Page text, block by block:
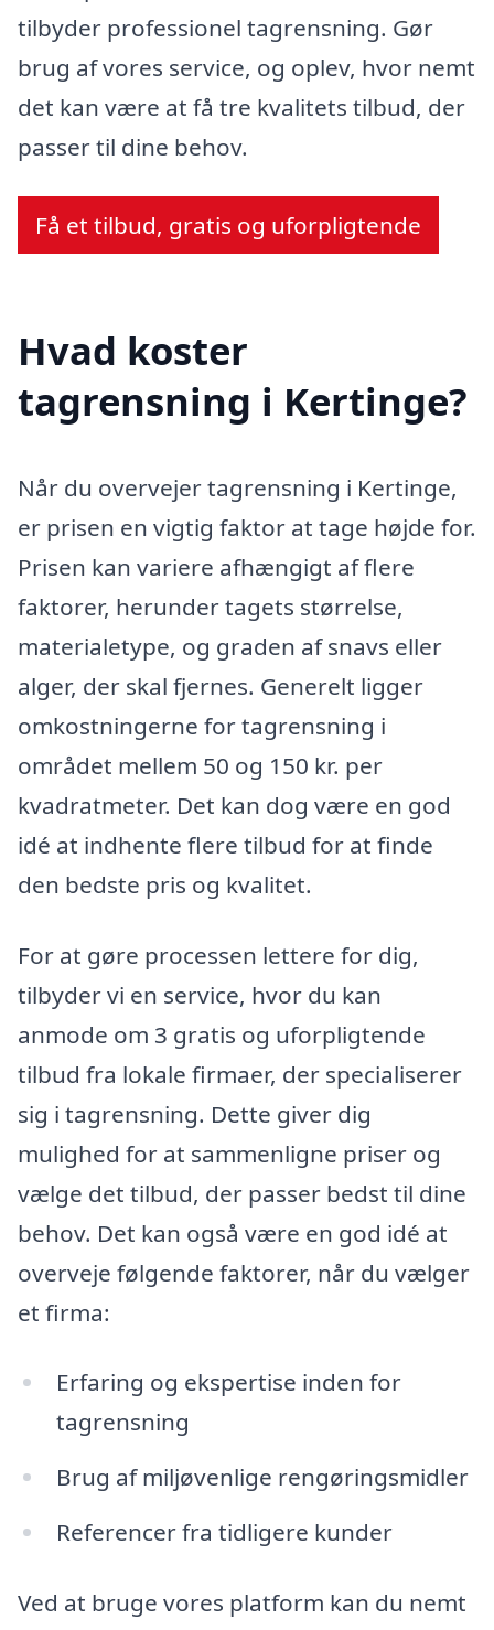
tilbyder professionel tagrensning. Gør
brug af vores service, og oplev, hvor nemt
det kan være at få tre kvalitets tilbud, der
passer til dine behov.
Få et tilbud, gratis og uforpligtende
Hvad koster
tagrensning i Kertinge?
Når du overvejer tagrensning i Kertinge,
er prisen en vigtig faktor at tage højde for.
Prisen kan variere afhængigt af flere
faktorer, herunder tagets størrelse,
materialetype, og graden af snavs eller
alger, der skal fjernes. Generelt ligger
omkostningerne for tagrensning i
området mellem 50 og 150 kr. per
kvadratmeter. Det kan dog være en god
idé at indhente flere tilbud for at finde
den bedste pris og kvalitet.
For at gøre processen lettere for dig,
tilbyder vi en service, hvor du kan
anmode om 3 gratis og uforpligtende
tilbud fra lokale firmaer, der specialiserer
sig i tagrensning. Dette giver dig
mulighed for at sammenligne priser og
vælge det tilbud, der passer bedst til dine
behov. Det kan også være en god idé at
overveje følgende faktorer, når du vælger
et firma:
Erfaring og ekspertise inden for
tagrensning
Brug af miljøvenlige rengøringsmidler
Referencer fra tidligere kunder
Ved at bruge vores platform kan du nemt